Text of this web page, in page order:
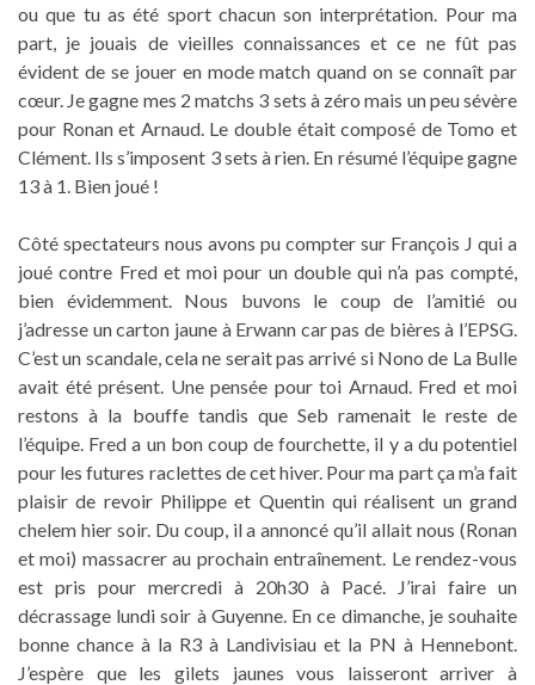
ou que tu as été sport chacun son interprétation. Pour ma
part, je jouais de vieilles connaissances et ce ne fût pas
évident de se jouer en mode match quand on se connaît par
cœur. Je gagne mes 2 matchs 3 sets à zéro mais un peu sévère
pour Ronan et Arnaud. Le double était composé de Tomo et
Clément. Ils s’imposent 3 sets à rien. En résumé l’équipe gagne
13 à 1. Bien joué !
Côté spectateurs nous avons pu compter sur François J qui a
joué contre Fred et moi pour un double qui n’a pas compté,
bien évidemment. Nous buvons le coup de l’amitié ou
j’adresse un carton jaune à Erwann car pas de bières à l’EPSG.
C’est un scandale, cela ne serait pas arrivé si Nono de La Bulle
avait été présent. Une pensée pour toi Arnaud. Fred et moi
restons à la bouffe tandis que Seb ramenait le reste de
l’équipe. Fred a un bon coup de fourchette, il y a du potentiel
pour les futures raclettes de cet hiver. Pour ma part ça m’a fait
plaisir de revoir Philippe et Quentin qui réalisent un grand
chelem hier soir. Du coup, il a annoncé qu’il allait nous (Ronan
et moi) massacrer au prochain entraînement. Le rendez-vous
est pris pour mercredi à 20h30 à Pacé. J’irai faire un
décrassage lundi soir à Guyenne. En ce dimanche, je souhaite
bonne chance à la R3 à Landivisiau et la PN à Hennebont.
J’espère que les gilets jaunes vous laisseront arriver à